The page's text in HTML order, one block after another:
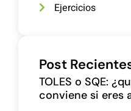
Ejercicios
Post
TOLES o SQE:
conviene si eres